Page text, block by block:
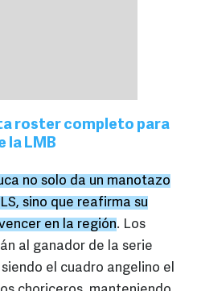
roster completo para
la LMB
no solo da un manotazo
sino que reafirma su
en la región. Los
al ganador de la serie
el cuadro angelino el